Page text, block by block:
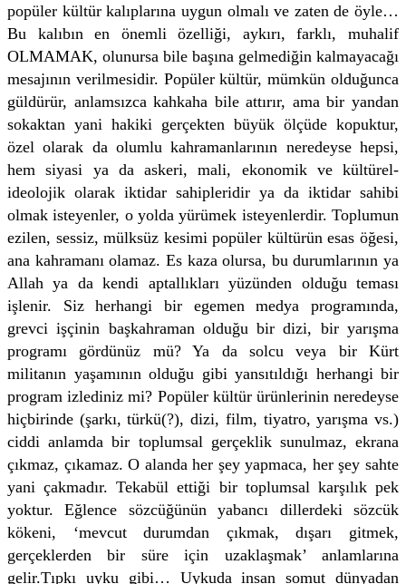
popüler kültür kalıplarına uygun olmalı ve zaten de öyle…
Bu kalıbın en önemli özelliği, aykırı, farklı, muhalif
OLMAMAK, olunursa bile başına gelmediğin kalmayacağı
mesajının verilmesidir. Popüler kültür, mümkün olduğunca
güldürür, anlamsızca kahkaha bile attırır, ama bir yandan
sokaktan yani hakiki gerçekten büyük ölçüde kopuktur,
özel olarak da olumlu kahramanlarının neredeyse hepsi,
hem siyasi ya da askeri, mali, ekonomik ve kültürel-
ideolojik olarak iktidar sahipleridir ya da iktidar sahibi
olmak isteyenler, o yolda yürümek isteyenlerdir. Toplumun
ezilen, sessiz, mülksüz kesimi popüler kültürün esas öğesi,
ana kahramanı olamaz. Es kaza olursa, bu durumlarının ya
Allah ya da kendi aptallıkları yüzünden olduğu teması
işlenir. Siz herhangi bir egemen medya programında,
grevci işçinin başkahraman olduğu bir dizi, bir yarışma
programı gördünüz mü? Ya da solcu veya bir Kürt
militanın yaşamının olduğu gibi yansıtıldığı herhangi bir
program izlediniz mi? Popüler kültür ürünlerinin neredeyse
hiçbirinde (şarkı, türkü(?), dizi, film, tiyatro, yarışma vs.)
ciddi anlamda bir toplumsal gerçeklik sunulmaz, ekrana
çıkmaz, çıkamaz. O alanda her şey yapmaca, her şey sahte
yani çakmadır. Tekabül ettiği bir toplumsal karşılık pek
yoktur. Eğlence sözcüğünün yabancı dillerdeki sözcük
kökeni, ‘mevcut durumdan çıkmak, dışarı gitmek,
gerçeklerden bir süre için uzaklaşmak’ anlamlarına
gelir.Tıpkı uyku gibi… Uykuda insan somut dünyadan